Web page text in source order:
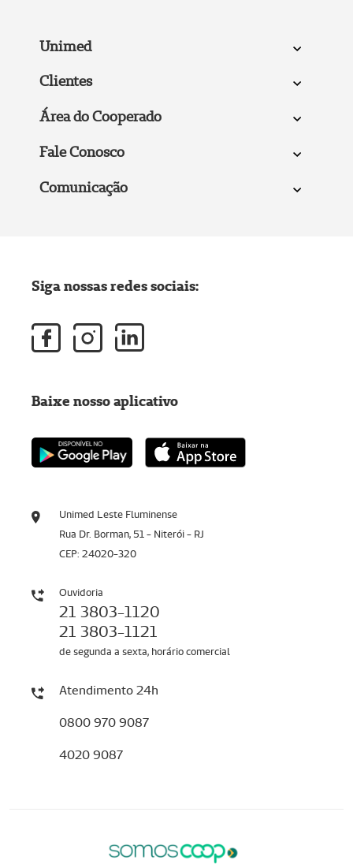
Unimed
Clientes
Área do Cooperado
Fale Conosco
Comunicação
Unimed Leste Fluminense
Rua Dr. Borman, 51 - Niterói - RJ
CEP: 24020-320
Ouvidoria
21 3803-1120
21 3803-1121
de segunda a sexta, horário comercial
Atendimento 24h
0800 970 9087
4020 9087
Siga nossas redes sociais:
Baixe nosso aplicativo